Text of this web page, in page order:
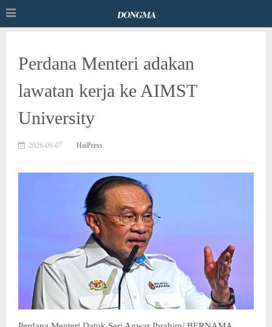
Perdana Menteri adakan
lawatan kerja ke AIMST
University
2026-06-07 HaiPress